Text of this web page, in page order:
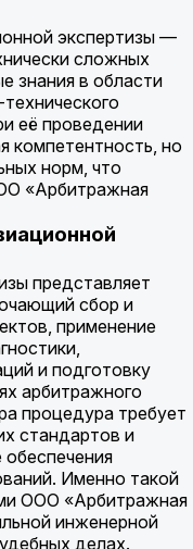
экспертизы —
сложных
знания в области
её проведении
компетентность, но
норм, что
«Арбитражная
представляет
сбор и
применение
и подготовку
арбитражного
процедура требует
стандартов и
Именно такой
ООО «Арбитражная
инженерной
делах.